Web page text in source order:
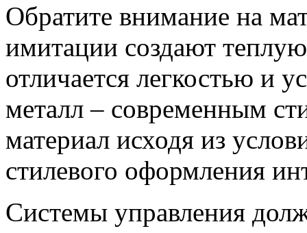
Обратите внимание на
имитации создают
отличается легкостью и
металл – современным
материал исходя из
стилевого оформления
Системы управления